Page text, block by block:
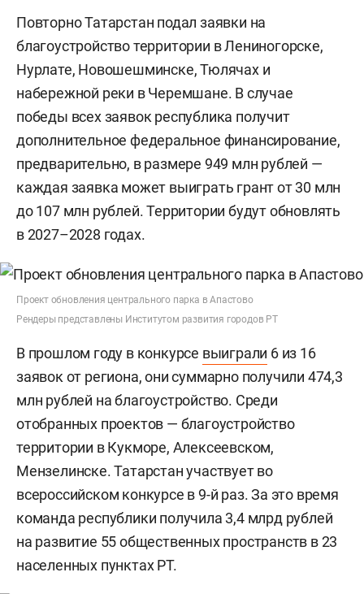
Повторно Татарстан подал заявки на
благоустройство территории в Лениногорске,
Нурлате, Новошешминске, Тюлячах и
набережной реки в Черемшане. В случае
победы всех заявок республика получит
дополнительное федеральное финансирование,
предварительно, в размере 949 млн рублей —
каждая заявка может выиграть грант от 30 млн
до 107 млн рублей. Территории будут обновлять
в 2027–2028 годах.
Проект обновления центрального парка в Апастово
Рендеры представлены Институтом развития городов РТ
В прошлом году в конкурсе выиграли 6 из 16
заявок от региона, они суммарно получили 474,3
млн рублей на благоустройство. Среди
отобранных проектов — благоустройство
территории в Кукморе, Алексеевском,
Мензелинске. Татарстан участвует во
всероссийском конкурсе в 9-й раз. За это время
команда республики получила 3,4 млрд рублей
на развитие 55 общественных пространств в 23
населенных пунктах РТ.